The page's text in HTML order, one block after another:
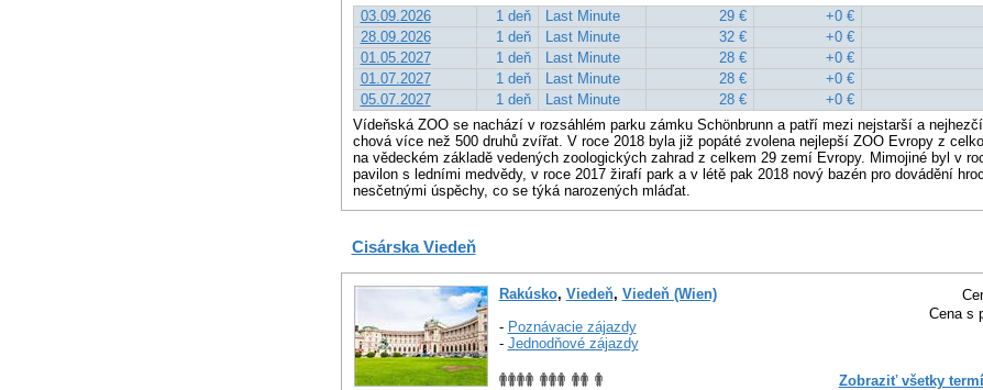
03.09.2026
1 deň Last Minute 29 €
+0 €
28.09.2026
1 deň Last Minute 32 €
+0 €
01.05.2027
1 deň Last Minute 28 €
+0 €
01.07.2027
1 deň Last Minute 28 €
+0 €
05.07.2027
1 deň Last Minute 28 €
+0 €
Vídeňská ZOO se nachází v rozsáhlém parku zámku Schönbrunn a patří mezi nejstarší a
chová více než 500 druhů zvířat. V roce 2018 byla již popáté zvolena nejlepší ZOO Evropy z
na vědeckém základě vedených zoologických zahrad z celkem 29 zemí Evropy. Mimojiné byl v
pavilon s ledními medvědy, v roce 2017 žirafí park a v létě pak 2018 nový bazén pro dovádění
nesčetnými úspěchy, co se týká narozených mláďat.
Cisárska Viedeň
Cena s
Rakúsko, Viedeň, Viedeň (Wien)
- Poznávacie zájazdy
- Jednodňové zájazdy
Zobraziť všetky